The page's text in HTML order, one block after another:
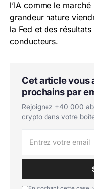
l’IA comme le
grandeur nature
la Fed et des
conducteurs.
Cet article vous
prochains par
Rejoignez +40 000
crypto dans votre